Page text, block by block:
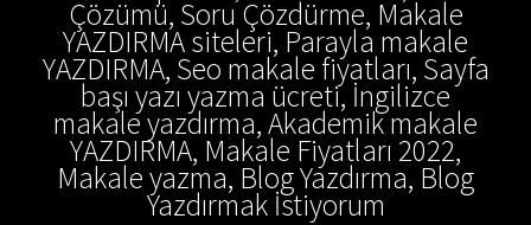
Çözümü, Soru Çözdürme, Makale
YAZDIRMA siteleri, Parayla makale
YAZDIRMA, Seo makale fiyatları, Sayfa
başı yazı yazma ücreti, İngilizce
makale yazdırma, Akademik makale
YAZDIRMA, Makale Fiyatları 2022,
Makale yazma, Blog Yazdırma, Blog
Yazdırmak İstiyorum